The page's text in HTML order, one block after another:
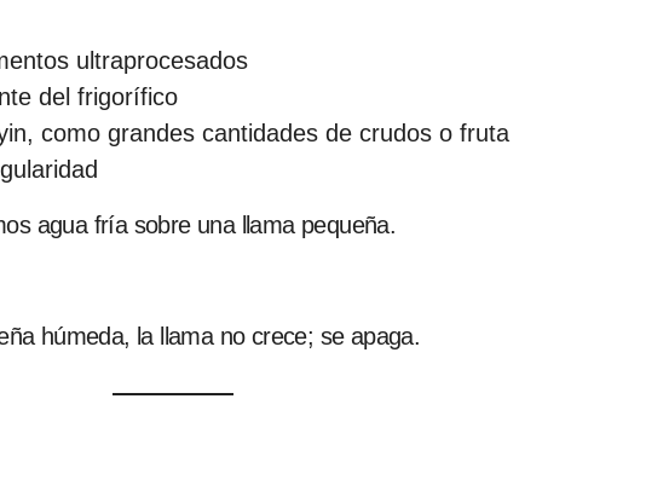
ultraprocesados
del frigorífico
como grandes cantidades de crudos o fruta
agua fría sobre una llama pequeña.
húmeda, la llama no crece; se apaga.